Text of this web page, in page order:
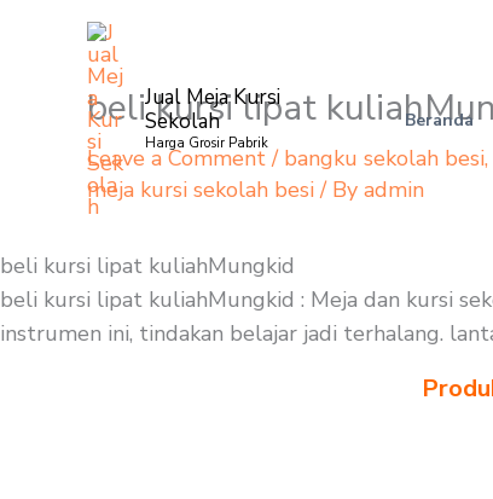
Jual Meja Kursi
Sekolah
Harga Grosir Pabrik
Beranda
beli kursi lipat
Leave a Comment / bangku sekolah besi,
meja kursi sekolah besi/ By admin
beli kursi lipat kuliahMungkid
beli kursi lipat kuliahMungkid : Meja dan kursi
instrumen ini, tindakan belajar jadi terhalang.